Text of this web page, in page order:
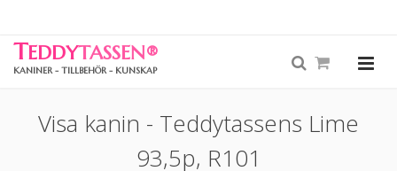
TEDDYTASSEN®
KANINER - TILLBEHÖR - KUNSKAP
Visa kanin - Teddytassens Lime
93,5p, R101